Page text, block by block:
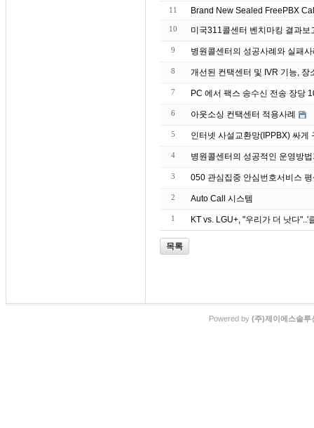
11
10 미국311콜센터 벤치마킹 결과보
9 병원콜센터의 성공사례와 실패
8 개선된 컨택센터 및 IVR 기능, 장
7 PC 에서 팩스 송수신 전송 장당
6 아웃소싱 컨택센터 적용사례
5 인터넷 사설교환망(IPPBX) 싸게
4 병원콜센터의 성공적인 운영방
3 050 관심집중 안심번호서비스
2 Auto Call 시스템
1 KT vs. LGU+, "우리가 더 낫다"..'
목록
Powered by (주)제이에스솔루